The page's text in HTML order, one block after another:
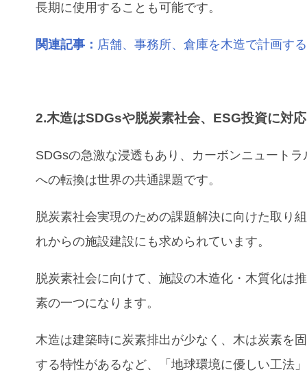
長期に使用することも可能です。
関連記事： 店舗、事務所、倉庫を木造で計画す
2.木造はSDGsや脱炭素社会、ESG投資に対
SDGsの急激な浸透もあり、カーボンニュートラ
への転換は世界の共通課題です。
脱炭素社会実現のための課題解決に向けた取り
れからの施設建設にも求められています。
脱炭素社会に向けて、施設の木造化・木質化は
素の一つになります。
木造は建築時に炭素排出が少なく、木は炭素を
する特性があるなど、「地球環境に優しい工法